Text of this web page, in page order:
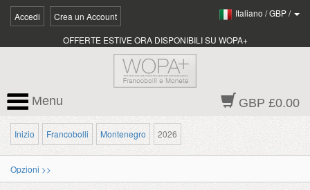
Accedi Crea un Account Italiano /GBP/
OFFERTE ESTIVE ORA DISPONIBILI SU WOPA+
GBP £0.00
Menu
Inizio Francobolli Montenegro 2026
Opzioni >>